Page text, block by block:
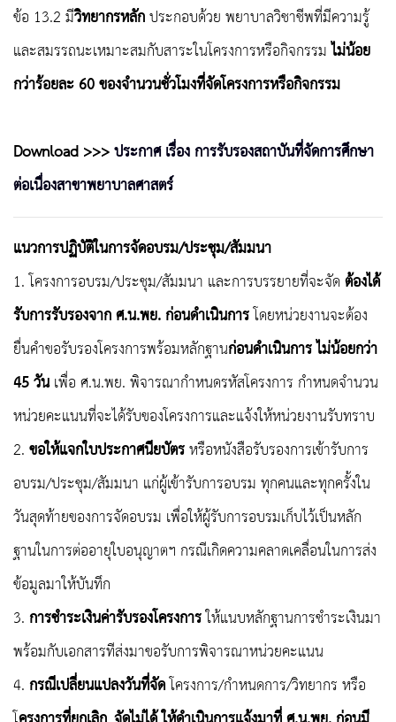
ข้อ 13.2 มีวิทยากรหลักประกอบด้วย พยาบาลวิชาชีพที่มีความรู้
และสมรรถนะเหมาะสมกับสาระในโครงการหรือกิจกรรมไม่น้อย
กว่าร้อยละ 60 ของจำนวนชั่วโมงที่จัดโครงการหรือกิจกรรม
Download >>>ประกาศ เรื่อง การรับรองสถาบันที่จัดการศึกษา
ต่อเนื่องสาขาพยาบาลศาสตร์
แนวการปฏิบัติในการจัดอบรม/ประชุม/สัมมนา
1. โครงการอบรม/ประชุม/สัมมนา และการบรรยายที่จะจัดต้องได้
รับการรับรองจาก ศ.น.พย. ก่อนดำเนินการโดยหน่วยงานจะต้อง
ยื่นคำขอรับรองโครงการพร้อมหลักฐานก่อนดำเนินการ ไม่น้อยกว่า
45 วันเพื่อ ศ.น.พย. พิจารณากำหนดรหัสโครงการ กำหนดจำนวน
หน่วยคะแนนที่จะได้รับของโครงการและแจ้งให้หน่วยงานรับทราบ
2.ขอให้แจกใบประกาศนียบัตรหรือหนังสือรับรองการเข้ารับการ
อบรม/ประชุม/สัมมนา แก่ผู้เข้ารับการอบรม ทุกคนและทุกครั้งใน
วันสุดท้ายของการจัดอบรม เพื่อให้ผู้รับการอบรมเก็บไว้เป็นหลัก
ฐานในการต่ออายุใบอนุญาตฯ กรณีเกิดความคลาดเคลื่อนในการส่ง
ข้อมูลมาให้บันทึก
3.การชำระเงินค่ารับรองโครงการให้แนบหลักฐานการชำระเงินมา
พร้อมกับเอกสารทีส่งมาขอรับการพิจารณาหน่วยคะแนน
4.กรณีเปลี่ยนแปลงวันที่จัดโครงการ/กำหนดการ/วิทยากร หรือ